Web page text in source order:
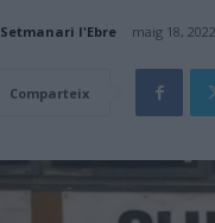
Setmanari l'Ebre maig 18, 2022
Comparteix